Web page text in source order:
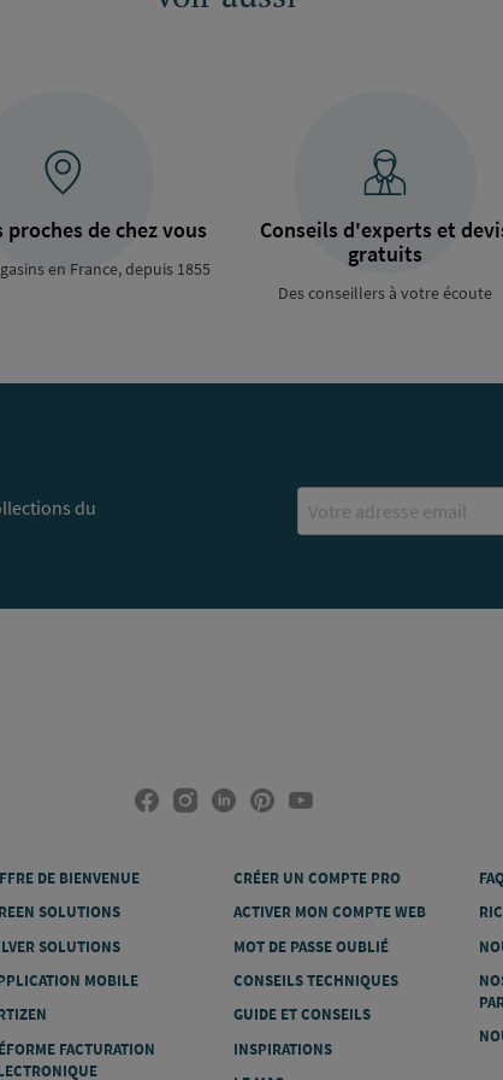
proches de chez vous
en France, depuis 1855
Conseils d'experts et
gratuits
Des conseillers à votre écoute
du
Email
DE BIENVENUE
SOLUTIONS
SOLUTIONS
MOBILE
FACTURATION
CRÉER UN COMPTE PRO
ACTIVER MON COMPTE WEB
MOT DE PASSE OUBLIÉ
CONSEILS TECHNIQUES
GUIDE ET CONSEILS
INSPIRATIONS